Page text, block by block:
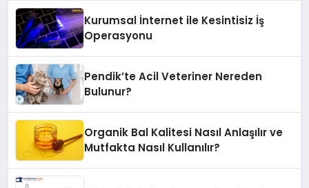
Kurumsal İnternet ile Kesintisiz İş
Operasyonu
Pendik’te Acil Veteriner Nereden
Bulunur?
Organik Bal Kalitesi Nasıl Anlaşılır ve
Mutfakta Nasıl Kullanılır?